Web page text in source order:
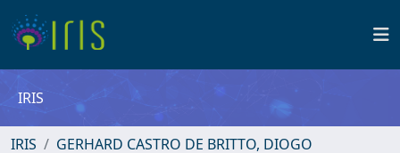
IRIS
IRIS
GERHARD CASTRO DE BRITTO, DIOGO